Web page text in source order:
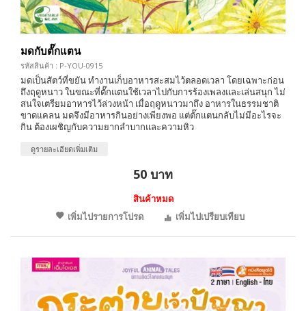
มดกับตั๊กแตน
รหัสสินค้า : P-YOU-0915
มดเป็นสัตว์ที่ขยัน ทำงานเก็บอาหารสะสมไว้ตลอดเวลา โดยเฉพาะก่อน
ถึงฤดูหนาว ในขณะที่ตั๊กแตนใช้เวลาไปกับการร้องเพลงและเล่นสนุก ไม่
สนใจเตรียมอาหารไว้ล่วงหน้า เมื่อฤดูหนาวมาถึง อาหารในธรรมชาติ
ขาดแคลน มดจึงมีอาหารกินอย่างเพียงพอ แต่ตั๊กแตนกลับไม่มีอะไรจะ
กิน ต้องเผชิญกับความยากลำบากและความหิว
ดูรายละเอียดเพิ่มเติม
50 บาท
สินค้าหมด
เพิ่มไปรายการโปรด
เพิ่มไปเปรียบเทียบ